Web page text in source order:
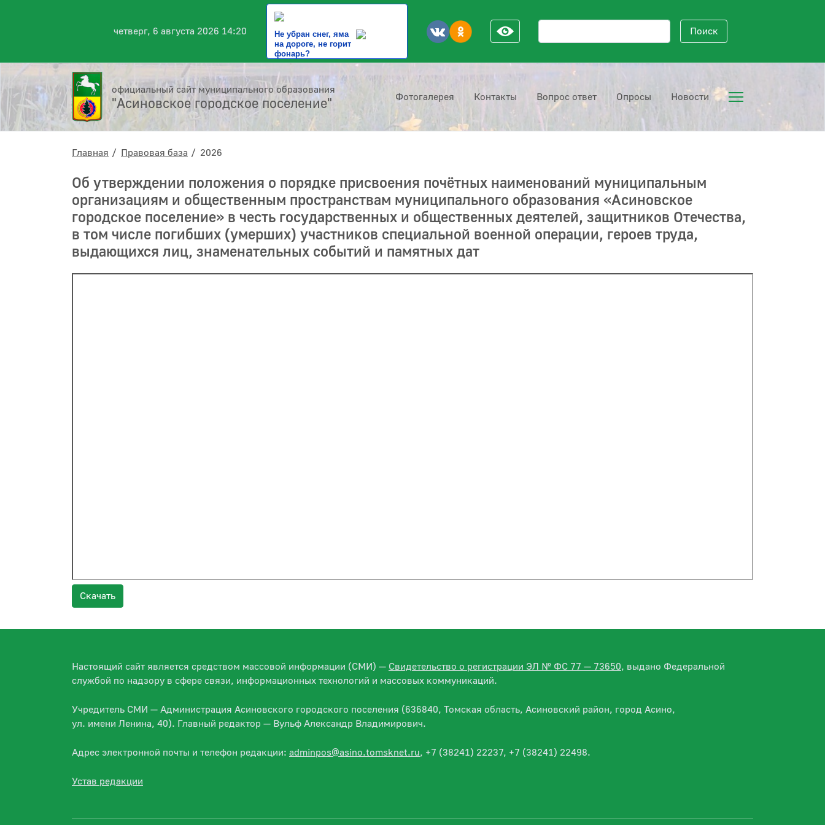
четверг, 6 августа 2026 14:20
Не убран снег, яма
на дороге, не горит
фонарь?
Поисковый запрос Поиск
официальный сайт муниципального образования
"Асиновское городское поселение" Фотогалерея Контакты Вопрос ответ Опросы Новости
Главная Правовая база 2026
Об утверждении положения о порядке присвоения почётных наименований муниципальным
организациям и общественным пространствам муниципального образования «Асиновское
городское поселение» в честь государственных и общественных деятелей, защитников Отечества,
в том числе погибших (умерших) участников специальной военной операции, героев труда,
выдающихся лиц, знаменательных событий и памятных дат
Скачать
Настоящий сайт является средством массовой информации (СМИ) — Свидетельство о регистрации ЭЛ № ФС 77 — 73650, выдано Федеральной
службой по надзору в сфере связи, информационных технологий и массовых коммуникаций.
Учредитель СМИ — Администрация Асиновского городского поселения (636840, Томская область, Асиновский район, город Асино,
ул. имени Ленина, 40). Главный редактор — Вульф Александр Владимирович.
Адрес электронной почты и телефон редакции: adminpos@asino.tomsknet.ru, +7 (38241) 22237, +7 (38241) 22498.
Устав редакции